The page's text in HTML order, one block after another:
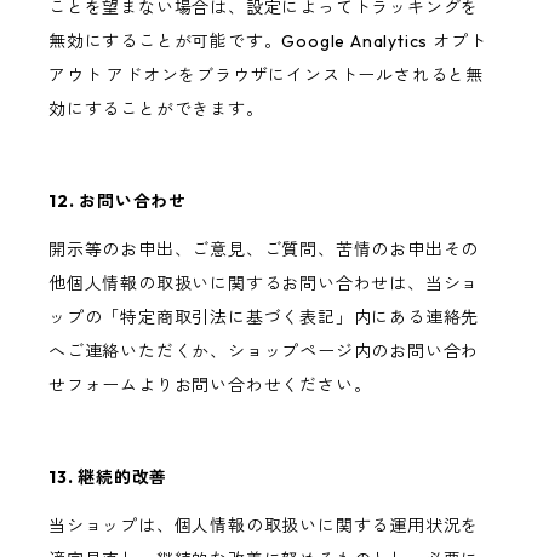
ことを望まない場合は、設定によってトラッキングを
無効にすることが可能です。Google Analytics オプト
アウト アドオンをブラウザにインストールされると無
効にすることができます。
12. お問い合わせ
開示等のお申出、ご意見、ご質問、苦情のお申出その
他個人情報の取扱いに関するお問い合わせは、当ショ
ップの「特定商取引法に基づく表記」内にある連絡先
へご連絡いただくか、ショップページ内のお問い合わ
せフォームよりお問い合わせください。
13. 継続的改善
当ショップは、個人情報の取扱いに関する運用状況を